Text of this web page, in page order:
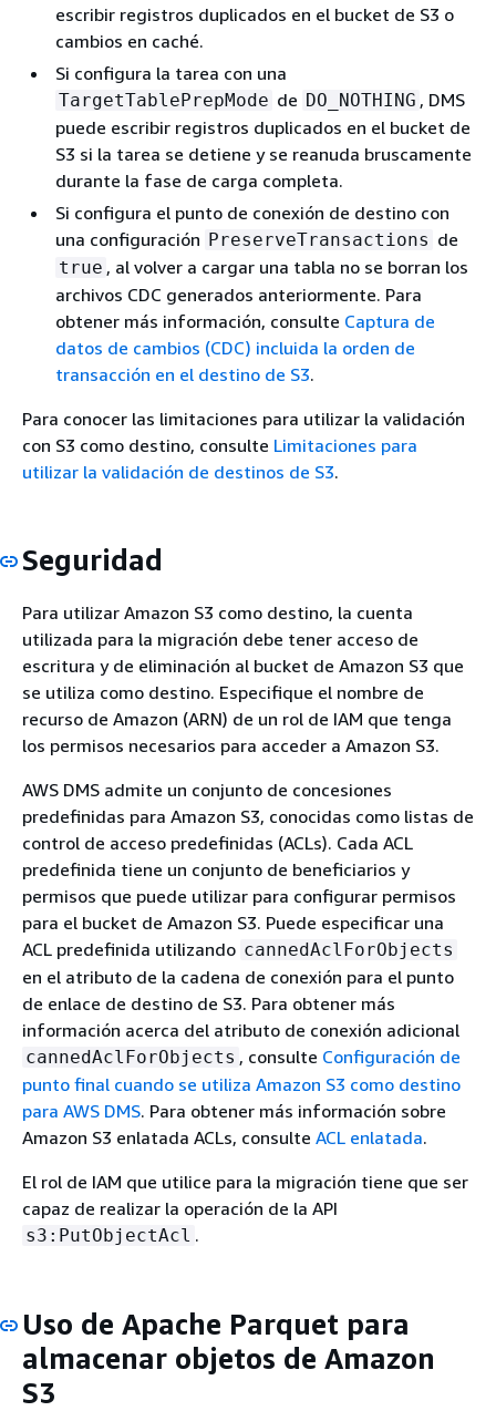
escribir registros duplicados en el bucket de S3 o
cambios en caché.
Si configura la tarea con una
TargetTablePrepMode de DO_NOTHING , DMS
puede escribir registros duplicados en el bucket de
S3 si la tarea se detiene y se reanuda bruscamente
durante la fase de carga completa.
Si configura el punto de conexión de destino con
una configuración PreserveTransactions de
true , al volver a cargar una tabla no se borran los
archivos CDC generados anteriormente. Para
obtener más información, consulte Captura de
datos de cambios (CDC) incluida la orden de
transacción en el destino de S3.
Para conocer las limitaciones para utilizar la validación
con S3 como destino, consulte Limitaciones para
utilizar la validación de destinos de S3.
Seguridad
Para utilizar Amazon S3 como destino, la cuenta
utilizada para la migración debe tener acceso de
escritura y de eliminación al bucket de Amazon S3 que
se utiliza como destino. Especifique el nombre de
recurso de Amazon (ARN) de un rol de IAM que tenga
los permisos necesarios para acceder a Amazon S3.
AWS DMS admite un conjunto de concesiones
predefinidas para Amazon S3, conocidas como listas de
control de acceso predefinidas (ACLs). Cada ACL
predefinida tiene un conjunto de beneficiarios y
permisos que puede utilizar para configurar permisos
para el bucket de Amazon S3. Puede especificar una
ACL predefinida utilizando cannedAclForObjects
en el atributo de la cadena de conexión para el punto
de enlace de destino de S3. Para obtener más
información acerca del atributo de conexión adicional
cannedAclForObjects , consulte Configuración de
punto final cuando se utiliza Amazon S3 como destino
para AWS DMS. Para obtener más información sobre
Amazon S3 enlatada ACLs, consulte ACL enlatada.
El rol de IAM que utilice para la migración tiene que ser
capaz de realizar la operación de la API
s3:PutObjectAcl .
Uso de Apache Parquet para
almacenar objetos de Amazon
S3